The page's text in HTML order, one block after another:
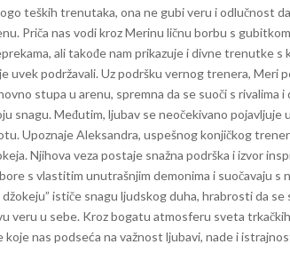
teških trenutaka, ona ne gubi veru i odlučnost
Priča nas vodi kroz Merinu ličnu borbu s
ali takođe nam prikazuje i divne trenutke s
uvek podržavali. Uz podršku vernog trenera, Meri
stupa u arenu, spremna da se suoči s rivalima i
snagu. Međutim, ljubav se neočekivano pojavljuje
Upoznaje Aleksandra, uspešnog konjičkog
Njihova veza postaje snažna podrška i izvor
s vlastitim unutrašnjim demonima i suočavaju s
ističe snagu ljudskog duha, hrabrosti da se
veru u sebe. Kroz bogatu atmosferu sveta
nas podseća na važnost ljubavi, nade i